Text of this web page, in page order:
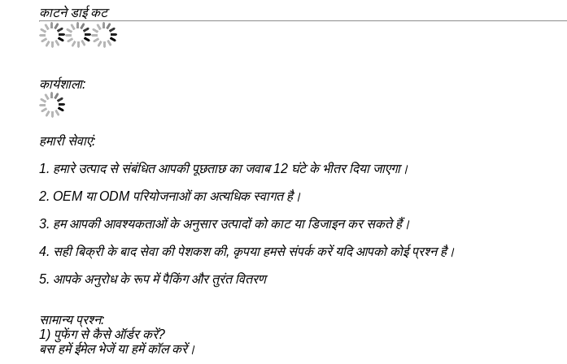
काटने डाई कट
कार्यशाला:
हमारी सेवाएं:
1. हमारे उत्पाद से संबंधित आपकी पूछताछ का जवाब 12 घंटे के भीतर दिया जाएगा।
2. OEM या ODM परियोजनाओं का अत्यधिक स्वागत है।
3. हम आपकी आवश्यकताओं के अनुसार उत्पादों को काट या डिजाइन कर सकते हैं।
4. सही बिक्री के बाद सेवा की पेशकश की, कृपया हमसे संपर्क करें यदि आपको कोई प्रश्न है।
5. आपके अनुरोध के रूप में पैकिंग और तुरंत वितरण
सामान्य प्रश्न:
1) पुफेंग से कैसे ऑर्डर करें?
बस हमें ईमेल भेजें या हमें कॉल करें।